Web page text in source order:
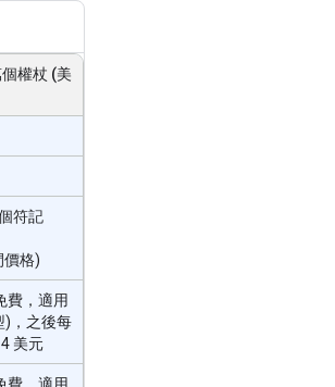
權杖 (美
符記
價格)
費，適用
)，之後每
美元